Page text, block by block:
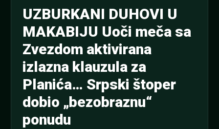
UZBURKANI DUHOVI U
MAKABIJU Uoči meča sa
Zvezdom aktivirana
izlazna klauzula za
Planića… Srpski štoper
dobio „bezobraznu“
ponudu